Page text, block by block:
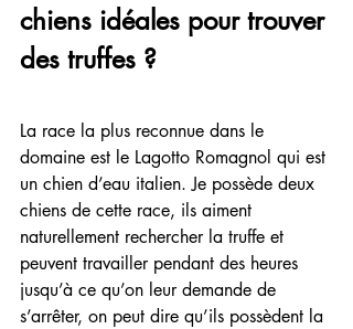
chiens idéales pour trouver
des truffes ?
La race la plus reconnue dans le
domaine est le Lagotto Romagnol qui est
un chien d’eau italien. Je possède deux
chiens de cette race, ils aiment
naturellement rechercher la truffe et
peuvent travailler pendant des heures
jusqu’à ce qu’on leur demande de
s’arrêter, on peut dire qu’ils possèdent la